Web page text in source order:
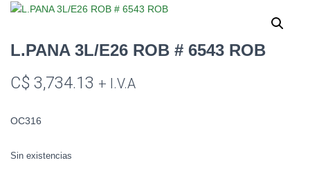
L.PANA 3L/E26 ROB # 6543 ROB
C$ 3,734.13 + I.V.A
OC316
Sin existencias